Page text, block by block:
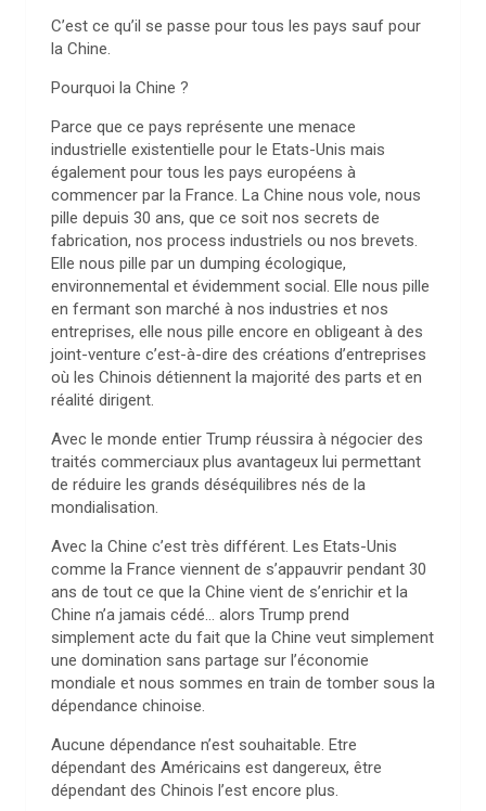
C’est ce qu’il se passe pour tous les pays sauf pour
la Chine.
Pourquoi la Chine ?
Parce que ce pays représente une menace
industrielle existentielle pour le Etats-Unis mais
également pour tous les pays européens à
commencer par la France. La Chine nous vole, nous
pille depuis 30 ans, que ce soit nos secrets de
fabrication, nos process industriels ou nos brevets.
Elle nous pille par un dumping écologique,
environnemental et évidemment social. Elle nous pille
en fermant son marché à nos industries et nos
entreprises, elle nous pille encore en obligeant à des
joint-venture c’est-à-dire des créations d’entreprises
où les Chinois détiennent la majorité des parts et en
réalité dirigent.
Avec le monde entier Trump réussira à négocier des
traités commerciaux plus avantageux lui permettant
de réduire les grands déséquilibres nés de la
mondialisation.
Avec la Chine c’est très différent. Les Etats-Unis
comme la France viennent de s’appauvrir pendant 30
ans de tout ce que la Chine vient de s’enrichir et la
Chine n’a jamais cédé… alors Trump prend
simplement acte du fait que la Chine veut simplement
une domination sans partage sur l’économie
mondiale et nous sommes en train de tomber sous la
dépendance chinoise.
Aucune dépendance n’est souhaitable. Etre
dépendant des Américains est dangereux, être
dépendant des Chinois l’est encore plus.